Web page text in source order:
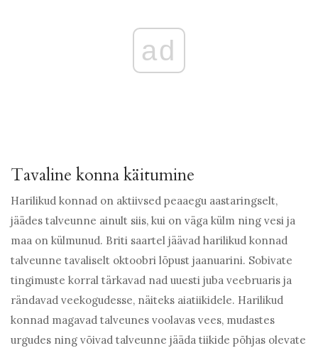
ad
Tavaline konna käitumine
Harilikud konnad on aktiivsed peaaegu aastaringselt,
jäädes talveunne ainult siis, kui on väga külm ning vesi ja
maa on külmunud. Briti saartel jäävad harilikud konnad
talveunne tavaliselt oktoobri lõpust jaanuarini. Sobivate
tingimuste korral tärkavad nad uuesti juba veebruaris ja
rändavad veekogudesse, näiteks aiatiikidele. Harilikud
konnad magavad talveunes voolavas vees, mudastes
urgudes ning võivad talveunne jääda tiikide põhjas olevate